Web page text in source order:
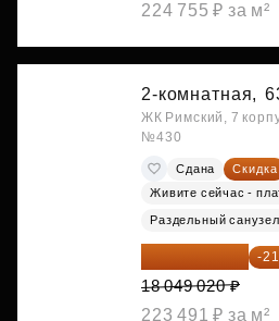
224 755 ₽ за м²
2-комнатная,
ЖК Римский, 7
№430
Сдана Скидка
Живите сейчас -
Раздельный санузел
14 258 726 ₽ -
18 049 020 ₽
223 491 ₽ за м²